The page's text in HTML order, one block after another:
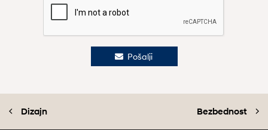
Pošalji
Dizajn Bezbednost